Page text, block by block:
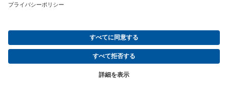
サービスの概要ツール
廃水技術水技術産業技術建築物管理エネルギー技術
ソーシャルメディア